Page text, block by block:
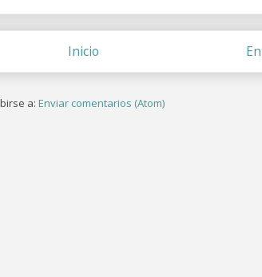
Inicio
a: Enviar comentarios (Atom)